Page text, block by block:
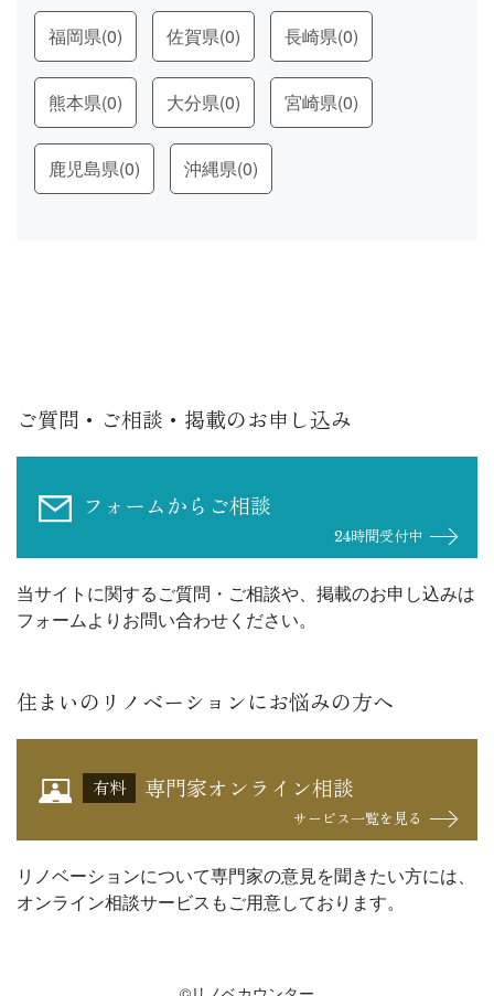
福岡県(0) 佐賀県(0) 長崎県(0)
熊本県(0) 大分県(0) 宮崎県(0)
鹿児島県(0) 沖縄県(0)
ご質問・ご相談・掲載のお申し込み
フォームからご相談
24時間受付中
当サイトに関するご質問・ご相談や、掲載のお申し込みは
フォームよりお問い合わせください。
住まいのリノベーションにお悩みの方へ
有料 専門家オンライン相談
サービス一覧を見る
リノベーションについて専門家の意見を聞きたい方には、
オンライン相談サービスもご用意しております。